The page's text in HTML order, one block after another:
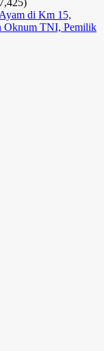
di Km 15,
Oknum TNI, Pemilik